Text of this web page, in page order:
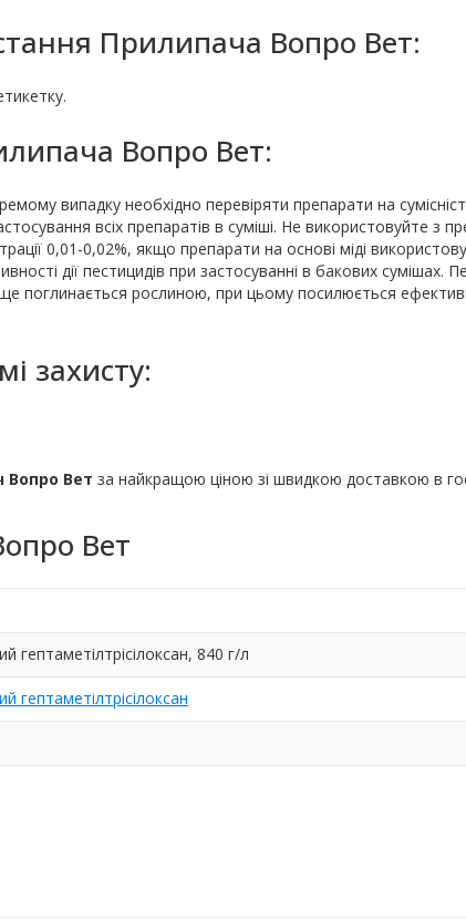
Прилипача Вопро Вет:
Вопро Вет:
випадку необхідно перевіряти препарати на
всіх препаратів в суміші. Не використовуйте з
0,01-0,02%, якщо препарати на основі міді
дії пестицидів при застосуванні в бакових сумішах.
поглинається рослиною, при цьому посилюється
захисту:
Вопро Вет за найкращою ціною зі швидкою доставкою в
Вет
гептаметілтрісілоксан, 840 г/л
гептаметілтрісілоксан